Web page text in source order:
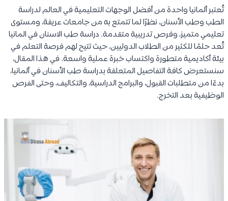
تُعتبر ألمانيا واحدة من أفضل الوجهات التعليمية في العالم لدراسة
الطب وطب الأسنان، نظرًا لما تتمتع به من جامعات عريقة، ومستوى
تعليمي متميز، وفرص تدريبية متقدمة. دراسة طب الاسنان في المانيا
تُعد حلمًا للكثير من الطلاب الدوليين، حيث تتيح لهم فرصة التعلم في
بيئة أكاديمية متطورة واكتساب خبرة عملية واسعة. في هذا المقال،
سنستعرض كافة التفاصيل المتعلقة بدراسة طب الأسنان في ألمانيا،
بدءًا من متطلبات القبول، والبرامج الدراسية، والتكاليف، وحتى الفرص
الوظيفية بعد التخرج.